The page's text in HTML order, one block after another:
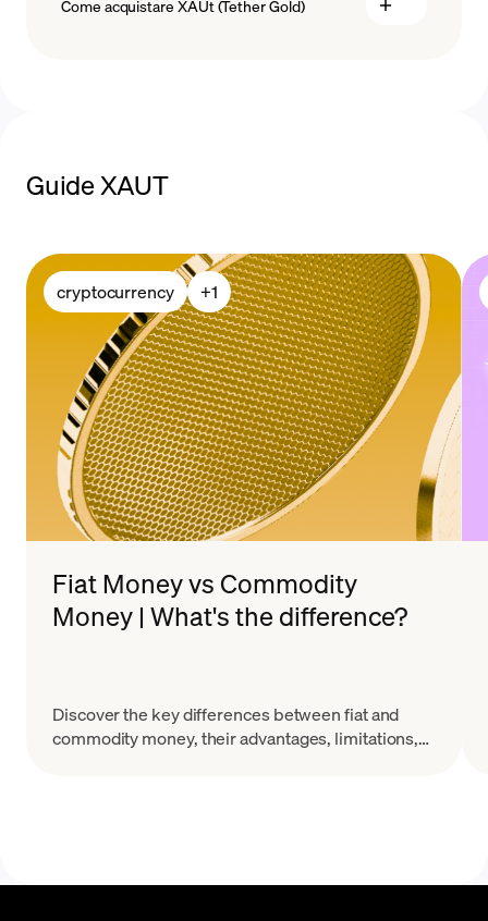
Come acquistare XAUt (Tether Gold)
Guide XAUT
cryptocurrency +1
Fiat Money vs Commodity
Money | What's the difference?
Discover the key differences between fiat and
commodity money, their advantages, limitations,